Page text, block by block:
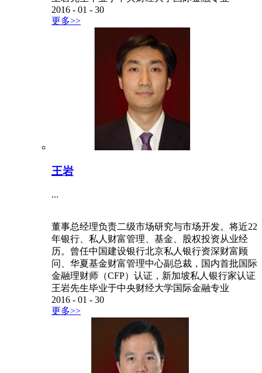
2016 - 01 - 30
更多>>
王岩
...
董事总经理负责二级市场研究与市场开发。将近22
年银行、私人财富管理、基金、股权投资从业经
历。曾任中国建设银行北京私人银行资深财富顾
问、华夏基金财富管理中心副总裁，国内首批国际
金融理财师（CFP）认证，新加坡私人银行家认证
王岩先生毕业于中央财经大学国际金融专业
2016 - 01 - 30
更多>>